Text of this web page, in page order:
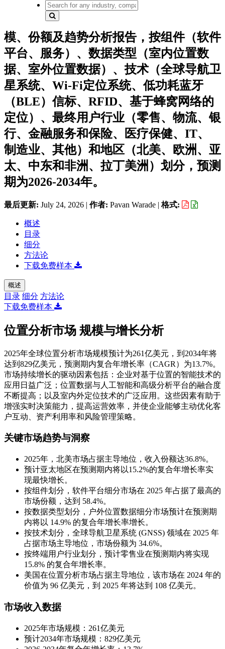
模、份额及趋势分析报告，按组件（软件
平台、服务）、数据类型（室内位置数
据、室外位置数据）、技术（全球导航卫
星系统、Wi-Fi定位系统、低功耗蓝牙
（BLE）信标、RFID、基于蜂窝网络的
定位）、最终用户行业（零售、物流、银
行、金融服务和保险、医疗保健、IT、
制造业、其他）和地区（北美、欧洲、亚
太、中东和非洲、拉丁美洲）划分，预测
期为2026-2034年。
最后更新: July 24, 2026 | 作者: Pavan Warade | 格式:
概述
目录
细分
方法论
下载免费样本
概述
目录 细分 方法论
下载免费样本
位置分析市场 规模与增长分析
2025年全球位置分析市场规模预计为261亿美元，到2034年将
达到829亿美元，预测期内复合年增长率（CAGR）为13.7%。
市场持续增长的驱动因素包括：企业对基于位置的智能技术的
应用日益广泛；位置数据与人工智能和高级分析平台的融合度
不断提高；以及室内外定位技术的广泛应用。这些因素有助于
增强实时决策能力，提高运营效率，并使企业能够主动优化客
户互动、资产利用率和风险管理策略。
关键市场趋势与洞察
2025年，北美市场占据主导地位，收入份额达36.8%。
预计亚太地区在预测期内将以15.2%的复合年增长率实
现最快增长。
按组件划分，软件平台细分市场在 2025 年占据了最高的
市场份额，达到 58.4%。
按数据类型划分，户外位置数据细分市场预计在预测期
内将以 14.9% 的复合年增长率增长。
按技术划分，全球导航卫星系统 (GNSS) 领域在 2025 年
占据市场主导地位，市场份额为 34.6%。
按终端用户行业划分，预计零售业在预测期内将实现
15.8% 的复合年增长率。
美国在位置分析市场占据主导地位，该市场在 2024 年的
价值为 96 亿美元，到 2025 年将达到 108 亿美元。
市场收入数据
2025年市场规模：261亿美元
预计2034年市场规模：829亿美元